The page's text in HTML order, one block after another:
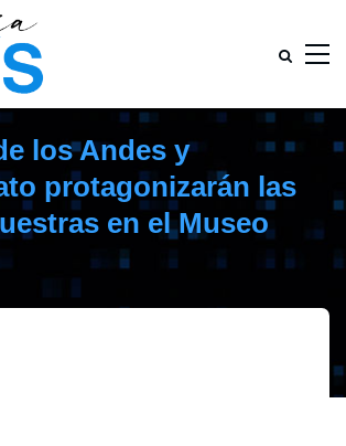
los Andes y
protagonizarán las
en el Museo